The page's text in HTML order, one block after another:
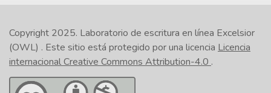
Copyright 2025. Laboratorio de escritura en línea Excelsior
(OWL) . Este sitio está protegido por una licencia Licencia
internacional Creative Commons Attribution-4.0 .